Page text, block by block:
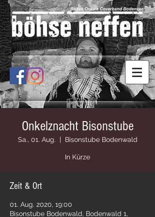
Onkelznacht Bisonstube
Sa., 01. Aug.
  |
Bisonstube Bodenwald
In Kürze
Zeit & Ort
01. Aug. 2020, 19:00
Bisonstube Bodenwald, Bodenwald 1,